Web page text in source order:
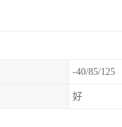
-40/85/125
好